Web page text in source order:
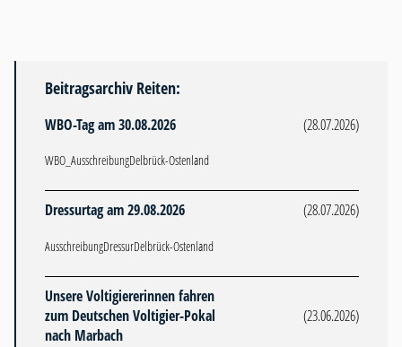
Beitragsarchiv Reiten:
WBO-Tag am 30.08.2026 (28.07.2026)
WBO_AusschreibungDelbrück-Ostenland
Dressurtag am 29.08.2026 (28.07.2026)
AusschreibungDressurDelbrück-Ostenland
Unsere Voltigiererinnen fahren
zum Deutschen Voltigier-Pokal
nach Marbach
(23.06.2026)